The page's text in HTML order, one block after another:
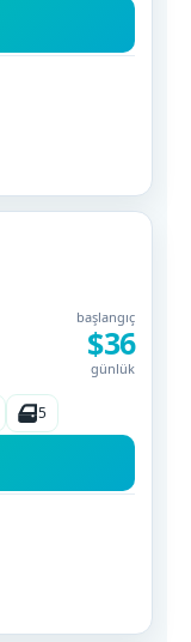
başlangıç
$36
günlük
5